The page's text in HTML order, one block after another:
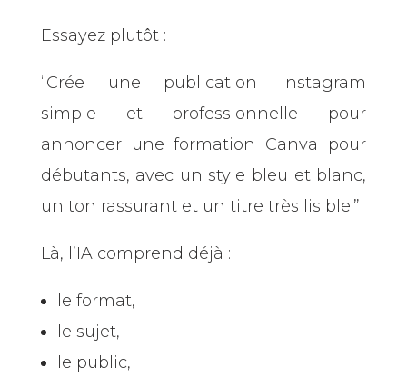
Essayez plutôt :
“Crée une publication Instagram
simple et professionnelle pour
annoncer une formation Canva pour
débutants, avec un style bleu et blanc,
un ton rassurant et un titre très lisible.”
Là, l’IA comprend déjà :
le format,
le sujet,
le public,